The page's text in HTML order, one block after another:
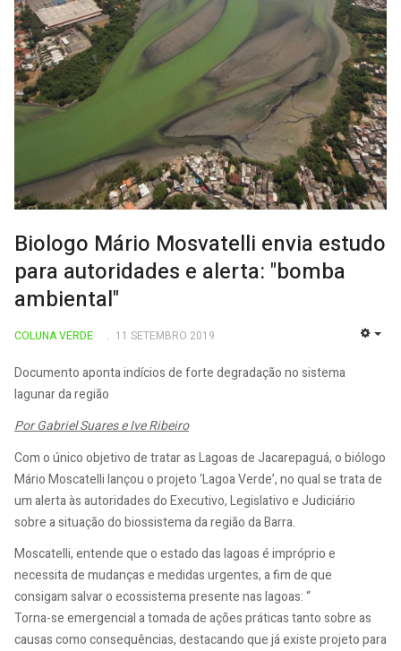
Biologo Mário Mosvatelli envia estudo
para autoridades e alerta: "bomba
ambiental"
COLUNA VERDE 11 SETEMBRO 2019
Documento aponta indícios de forte degradação no sistema
lagunar da região
Por Gabriel Suares e Ive Ribeiro
Com o único objetivo de tratar as Lagoas de Jacarepaguá, o biólogo
Mário Moscatelli lançou o projeto ‘Lagoa Verde’, no qual se trata de
um alerta às autoridades do Executivo, Legislativo e Judiciário
sobre a situação do biossistema da região da Barra.
Moscatelli, entende que o estado das lagoas é impróprio e
necessita de mudanças e medidas urgentes, a fim de que
consigam salvar o ecossistema presente nas lagoas: “
Torna-se emergencial a tomada de ações práticas tanto sobre as
causas como consequências, destacando que já existe projeto para